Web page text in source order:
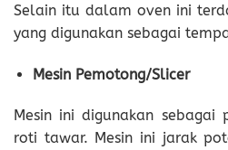
Selain itu dalam oven ini
yang digunakan sebagai
Mesin Pemotong/Slicer
Mesin ini digunakan sebagai
roti tawar. Mesin ini jarak